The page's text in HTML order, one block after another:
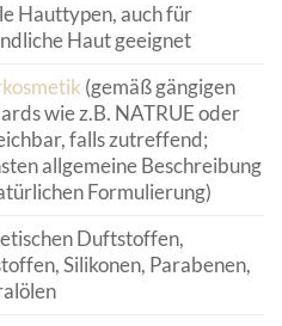
Hauttypen, auch für
Haut geeignet
(gemäß gängigen
wie z.B. NATRUE oder
falls zutreffend;
allgemeine Beschreibung
Formulierung)
Duftstoffen,
Silikonen, Parabenen,